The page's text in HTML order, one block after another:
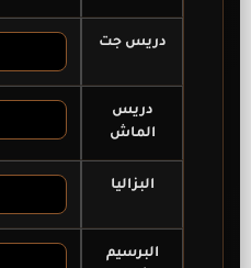
دريس جت
دريس
الماش
البزاليا
البرسيم